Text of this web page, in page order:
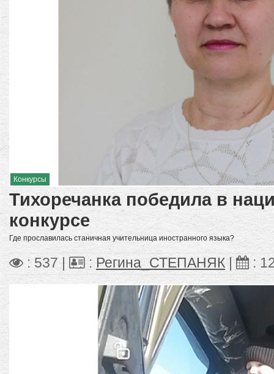
Конкурсы
Тихоречанка победила в
конкурсе
Где прославилась станичная учительница иностранного языка?
: 537 | : Регина_СТЕПАНЯК | :